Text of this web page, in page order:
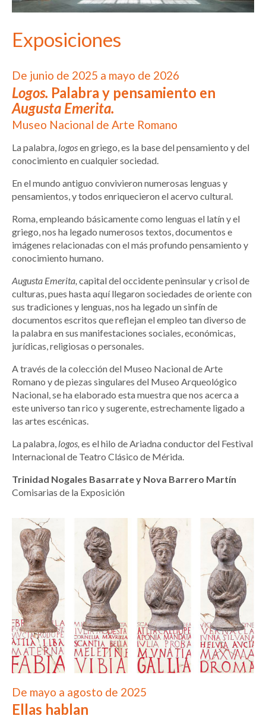
Exposiciones
De junio de 2025 a mayo de 2026
Logos. Palabra y pensamiento en
Augusta Emerita.
Museo Nacional de Arte Romano
La palabra, logosen griego, es la base del pensamiento y del
conocimiento en cualquier sociedad.
En el mundo antiguo convivieron numerosas lenguas y
pensamientos, y todos enriquecieron el acervo cultural.
Roma, empleando básicamente como lenguas el latín y el
griego, nos ha legado numerosos textos, documentos e
imágenes relacionadas con el más profundo pensamiento y
conocimiento humano.
Augusta Emerita, capital del occidente peninsular y crisol de
culturas, pues hasta aquí llegaron sociedades de oriente con
sus tradiciones y lenguas, nos ha legado un sinfín de
documentos escritos que reflejan el empleo tan diverso de
la palabra en sus manifestaciones sociales, económicas,
jurídicas, religiosas o personales.
A través de la colección del Museo Nacional de Arte
Romano y de piezas singulares del Museo Arqueológico
Nacional, se ha elaborado esta muestra que nos acerca a
este universo tan rico y sugerente, estrechamente ligado a
las artes escénicas.
La palabra, logos, es el hilo de Ariadna conductor del Festival
Internacional de Teatro Clásico de Mérida.
Trinidad Nogales Basarrate y Nova Barrero Martín
Comisarias de la Exposición
De mayo a agosto de 2025
Ellas hablan